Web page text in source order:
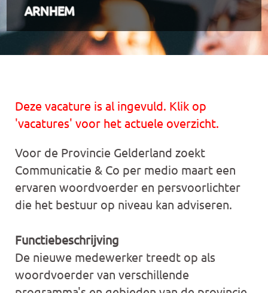
ARNHEM
Deze vacature is al ingevuld. Klik op
'vacatures' voor het actuele overzicht.
Voor de Provincie Gelderland zoekt
Communicatie & Co per medio maart een
ervaren woordvoerder en persvoorlichter
die het bestuur op niveau kan adviseren.
Functiebeschrijving
De nieuwe medewerker treedt op als
woordvoerder van verschillende